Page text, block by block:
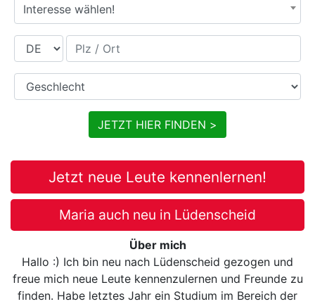
Interesse wählen!
Land Plz / Ort
Geschlecht
JETZT HIER FINDEN >
Jetzt neue Leute kennenlernen!
Maria auch neu in Lüdenscheid
Über mich
Hallo :) Ich bin neu nach Lüdenscheid gezogen und
freue mich neue Leute kennenzulernen und Freunde zu
finden. Habe letztes Jahr ein Studium im Bereich der